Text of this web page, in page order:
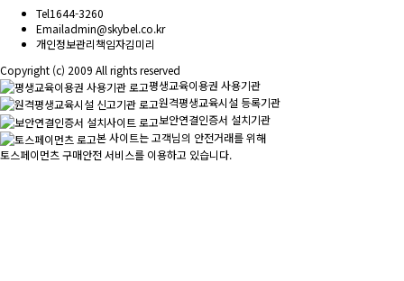
Tel1644-3260
Emailadmin@skybel.co.kr
개인정보관리책임자김미리
Copyright (c) 2009 All rights reserved
평생교육이용권 사용기관
원격평생교육시설 등록기관
보안연결인증서 설치기관
본 사이트는 고객님의 안전거래를 위해
토스페이먼츠 구매안전 서비스를 이용하고 있습니다.